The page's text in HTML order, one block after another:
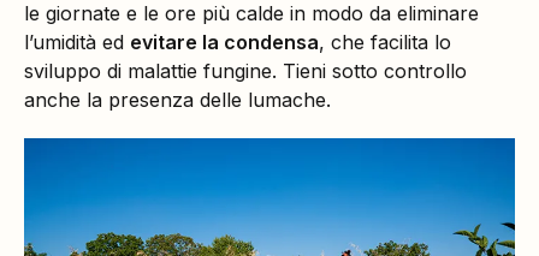
le giornate e le ore più calde in modo da eliminare
l’umidità ed evitare la condensa, che facilita lo
sviluppo di malattie fungine. Tieni sotto controllo
anche la presenza delle lumache.